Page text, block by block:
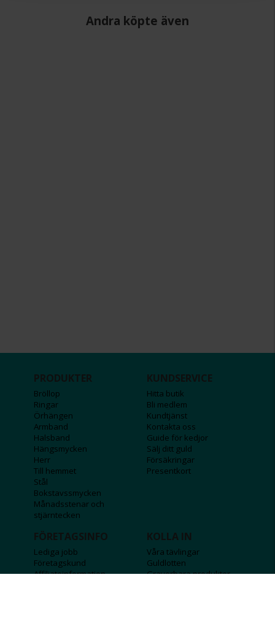
Andra köpte även
PRODUKTER
Bröllop
Ringar
Örhängen
Armband
Halsband
Hängsmycken
Herr
Till hemmet
Stål
Bokstavssmycken
Månadsstenar och
stjärntecken
KUNDSERVICE
Hitta butik
Bli medlem
Kundtjänst
Kontakta oss
Guide för kedjor
Sälj ditt guld
Försäkringar
Presentkort
FÖRETAGSINFO
Lediga jobb
Företagskund
Affiliateinformation
KOLLA IN
Våra tävlingar
Guldlotten
Graverbara produkter